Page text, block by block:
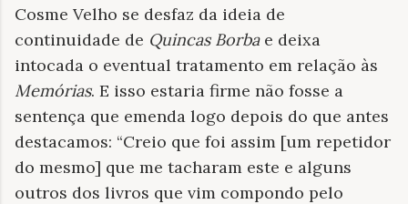
Cosme Velho se desfaz da ideia de
continuidade de Quincas Borbae deixa
intocada o eventual tratamento em relação às
Memórias. E isso estaria firme não fosse a
sentença que emenda logo depois do que antes
destacamos: “Creio que foi assim [um repetidor
do mesmo] que me tacharam este e alguns
outros dos livros que vim compondo pelo